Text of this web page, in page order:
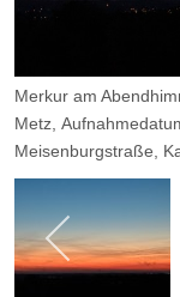
Merkur am
Metz,
Meisenburgstraße,
400, Objektiv: 35-